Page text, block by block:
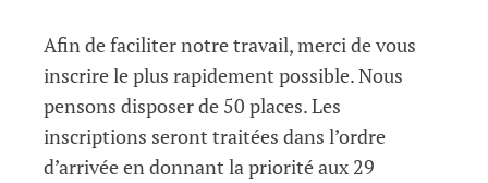
Afin de faciliter notre travail, merci de vous
inscrire le plus rapidement possible. Nous
pensons disposer de 50 places. Les
inscriptions seront traitées dans l’ordre
d’arrivée en donnant la priorité aux 29